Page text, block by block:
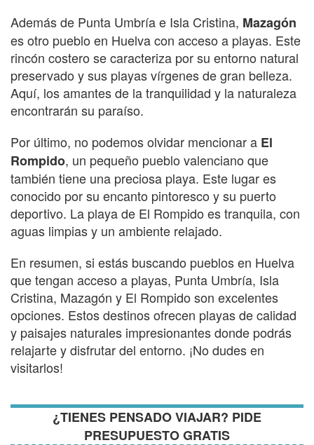
Además de Punta Umbría e Isla Cristina, Mazagón
es otro pueblo en Huelva con acceso a playas. Este
rincón costero se caracteriza por su entorno natural
preservado y sus playas vírgenes de gran belleza.
Aquí, los amantes de la tranquilidad y la naturaleza
encontrarán su paraíso.
Por último, no podemos olvidar mencionar a El
Rompido, un pequeño pueblo valenciano que
también tiene una preciosa playa. Este lugar es
conocido por su encanto pintoresco y su puerto
deportivo. La playa de El Rompido es tranquila, con
aguas limpias y un ambiente relajado.
En resumen, si estás buscando pueblos en Huelva
que tengan acceso a playas, Punta Umbría, Isla
Cristina, Mazagón y El Rompido son excelentes
opciones. Estos destinos ofrecen playas de calidad
y paisajes naturales impresionantes donde podrás
relajarte y disfrutar del entorno. ¡No dudes en
visitarlos!
¿TIENES PENSADO VIAJAR? PIDE
PRESUPUESTO GRATIS